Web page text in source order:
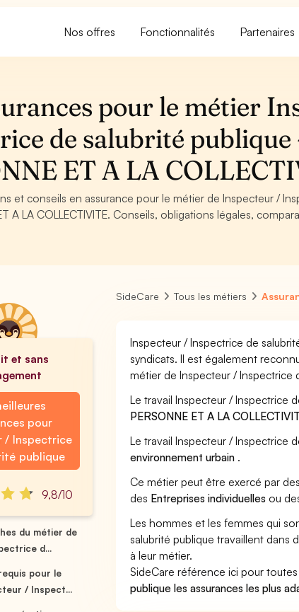
Nos offres Fonctionnalités Partenaires
pour le métier
de salubrité publique
ET A LA
et conseils en assurance pour le métier de Inspecteur /
A LA COLLECTIVITE. Conseils, obligations légales,
et sans
pour
/ Inspectrice
publique
9,8/10
du métier de
d...
pour le
/ Inspect...
SideCare Tous les métiers
Inspecteur / Inspectrice de
syndicats. Il est également
métier de Inspecteur / Inspectrice
Le travail Inspecteur / Inspectrice
PERSONNE ET A LA
Le travail Inspecteur / Inspectrice
environnement urbain .
Ce métier peut être exercé par
des Entreprises individuelles ou
Les hommes et les femmes qui
salubrité publique travaillent dans
à leur métier.
SideCare référence ici pour
publique les assurances les plus